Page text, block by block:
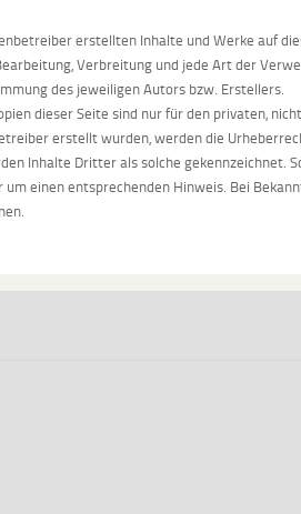
erstellten Inhalte und Werke auf
Verbreitung und jede Art der
des jeweiligen Autors bzw. Erstellers.
dieser Seite sind nur für den privaten,
erstellt wurden, werden die
Inhalte Dritter als solche
einen entsprechenden Hinweis. Bei